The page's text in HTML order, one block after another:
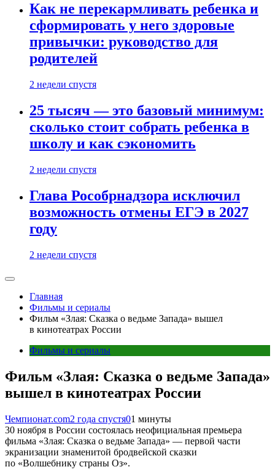
Как не перекармливать ребенка и
сформировать у него здоровые
привычки: руководство для
родителей
2 недели спустя
25 тысяч — это базовый минимум:
сколько стоит собрать ребенка в
школу и как сэкономить
2 недели спустя
Глава Рособрнадзора исключил
возможность отмены ЕГЭ в 2027
году
2 недели спустя
Главная
Фильмы и сериалы
Фильм «Злая: Сказка о ведьме Запада» вышел
в кинотеатрах России
Фильмы и сериалы
Фильм «Злая: Сказка о ведьме Запада»
вышел в кинотеатрах России
Чемпионат.com2 года спустя01 минуты
30 ноября в России состоялась неофициальная премьера
фильма «Злая: Сказка о ведьме Запада» — первой части
экранизации знаменитой бродвейской сказки
по «Волшебнику страны Оз».